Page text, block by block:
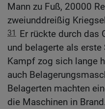
Mann zu Fuß, 20000
zweiunddreißig
31 Er rückte durch das
und belagerte als erste
Kampf zog sich lange
auch
Belagerten machten
die Maschinen in